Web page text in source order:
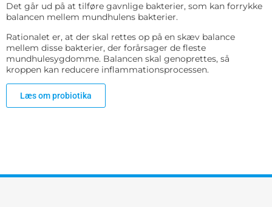
Det går ud på at tilføre gavnlige bakterier, som kan forrykke
balancen mellem mundhulens bakterier.
Rationalet er, at der skal rettes op på en skæv balance
mellem disse bakterier, der forårsager de fleste
mundhulesygdomme. Balancen skal genoprettes, så
kroppen kan reducere inflammationsprocessen.
Læs om probiotika